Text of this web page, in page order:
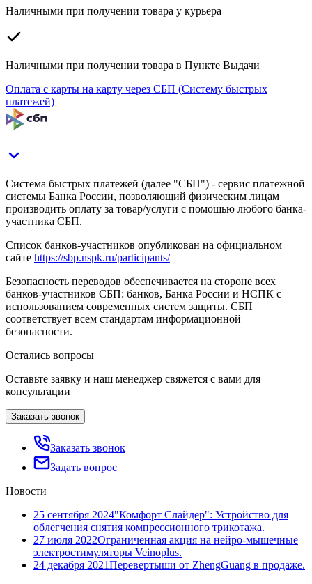
Наличными при получении товара у курьера
Наличными при получении товара в Пункте Выдачи
Оплата с карты на карту через СБП (Систему быстрых
платежей)
Система быстрых платежей (далее "СБП") - сервис платежной
системы Банка России, позволяющий физическим лицам
производить оплату за товар/услуги с помощью любого банка-
участника СБП.
Список банков-участников опубликован на официальном
сайте https://sbp.nspk.ru/participants/
Безопасность переводов обеспечивается на стороне всех
банков-участников СБП: банков, Банка России и НСПК с
использованием современных систем защиты. СБП
соответствует всем стандартам информационной
безопасности.
Остались вопросы
Оставьте заявку и наш менеджер свяжется с вами для
консультации
Заказать звонок
Заказать звонок
Задать вопрос
Новости
25 сентября 2024"Комфорт Слайдер": Устройство для
облегчения снятия компрессионного трикотажа.
27 июля 2022Ограниченная акция на нейро-мышечные
электростимуляторы Veinoplus.
24 декабря 2021Перевертыши от ZhengGuang в продаже.